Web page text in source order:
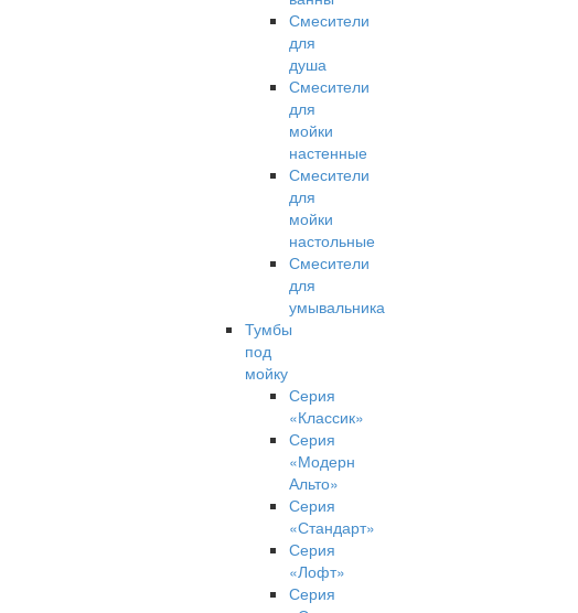
Смесители
для
душа
Смесители
для
мойки
настенные
Смесители
для
мойки
настольные
Смесители
для
умывальника
Тумбы
под
мойку
Серия
«Классик»
Серия
«Модерн
Альто»
Серия
«Стандарт»
Серия
«Лофт»
Серия